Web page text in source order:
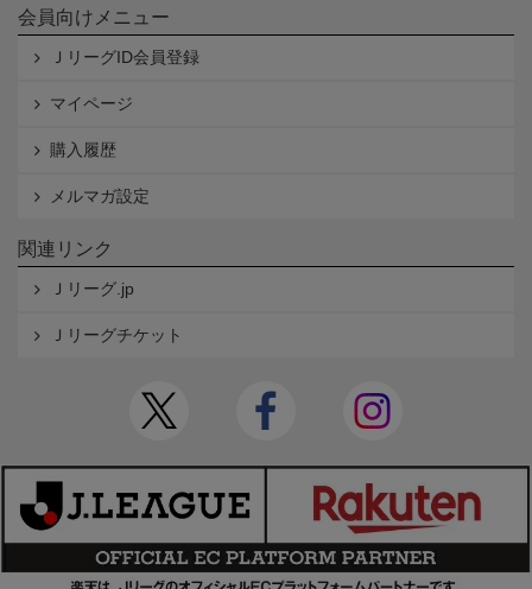
会員向けメニュー
ＪリーグID会員登録
マイページ
購入履歴
メルマガ設定
関連リンク
Ｊリーグ.jp
Ｊリーグチケット